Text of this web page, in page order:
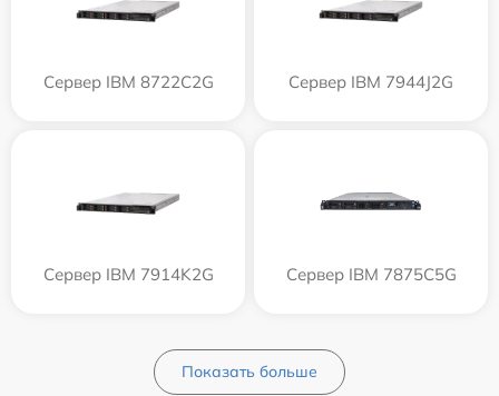
Сервер IBM 8722C2G Сервер IBM 7944J2G
Сервер IBM 7914K2G Сервер IBM 7875C5G
Показать больше